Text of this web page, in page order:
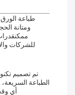
طباعة
ومتانة
للشركات
تم تصميم
الطباعة
أي